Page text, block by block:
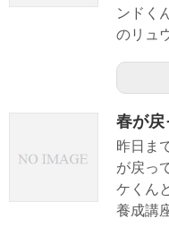
ンドく
のリュ
春が戻
昨日ま
が戻っ
ケくん
養成講